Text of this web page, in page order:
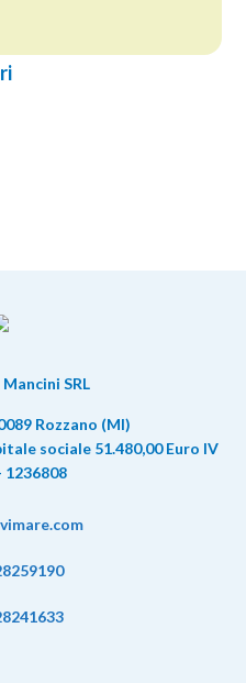
SRL
Rozzano (MI)
sociale 51.480,00 Euro IV
1236808